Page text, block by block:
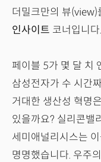
더밀크만의 뷰(view)
인사이트 코너입니다.
페이블 5가 몇 달 치
삼성전자가 수 시간
거대한 생산성 혁명
있을까요? 실리콘밸
세미애널리시스는
명명했습니다. 우주